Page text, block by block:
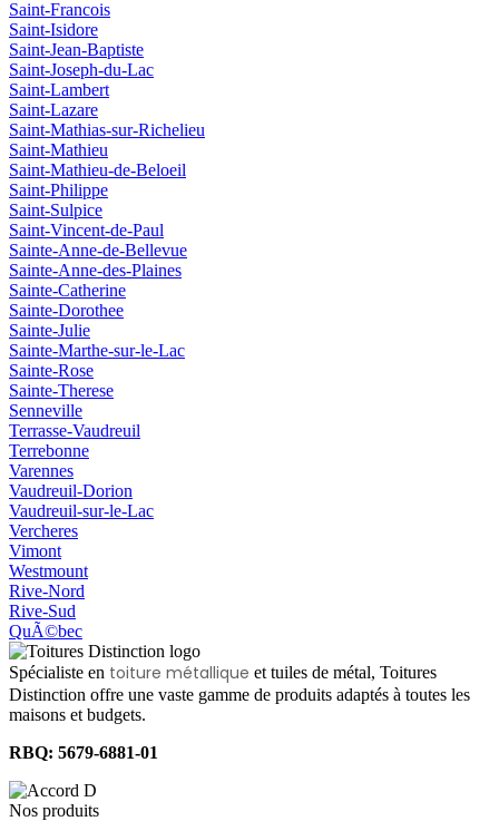
Saint-Francois
Saint-Isidore
Saint-Jean-Baptiste
Saint-Joseph-du-Lac
Saint-Lambert
Saint-Lazare
Saint-Mathias-sur-Richelieu
Saint-Mathieu
Saint-Mathieu-de-Beloeil
Saint-Philippe
Saint-Sulpice
Saint-Vincent-de-Paul
Sainte-Anne-de-Bellevue
Sainte-Anne-des-Plaines
Sainte-Catherine
Sainte-Dorothee
Sainte-Julie
Sainte-Marthe-sur-le-Lac
Sainte-Rose
Sainte-Therese
Senneville
Terrasse-Vaudreuil
Terrebonne
Varennes
Vaudreuil-Dorion
Vaudreuil-sur-le-Lac
Vercheres
Vimont
Westmount
Rive-Nord
Rive-Sud
QuÃ©bec
Spécialiste en toiture métallique et tuiles de métal, Toitures
Distinction offre une vaste gamme de produits adaptés à toutes les
maisons et budgets.
RBQ: 5679-6881-01
Nos produits